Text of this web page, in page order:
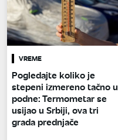
VREME
Pogledajte koliko je
stepeni izmereno tačno u
podne: Termometar se
usijao u Srbiji, ova tri
grada prednjače